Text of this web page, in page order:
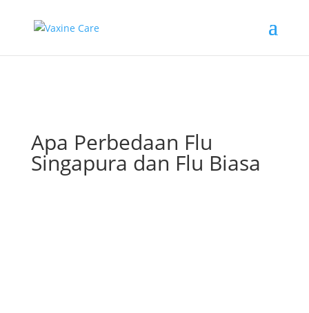
Apa Perbedaan Flu
Singapura dan Flu Biasa